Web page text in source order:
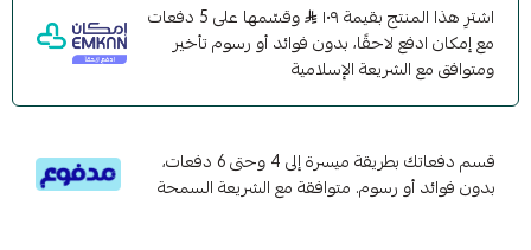
اشترِ هذا المنتج بقيمة ١٠٩
وقسّمها على 5 دفعات
مع إمكان ادفع لاحقًا، بدون فوائد أو رسوم تأخير
ومتوافق مع الشريعة الإسلامية
قسم دفعاتك بطريقة ميسرة إلى 4 وحتى 6 دفعات،
بدون فوائد أو رسوم. متوافقة مع الشريعة السمحة